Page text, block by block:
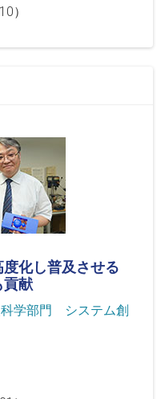
）
化し普及させる
貢献
科学部門 システム創